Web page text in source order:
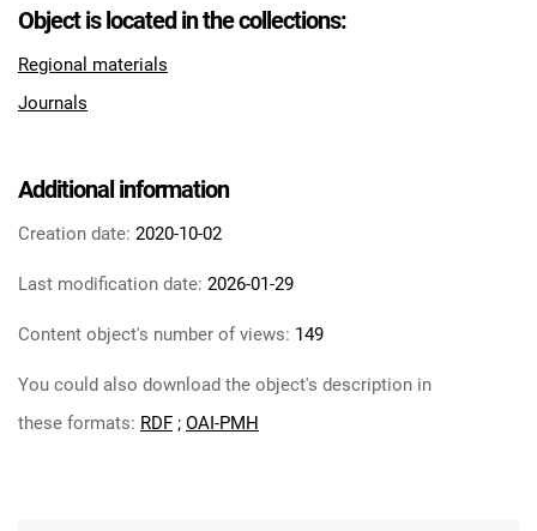
Feliksa Dzierżyńskiego. 1969, nr 14
Robotniczego Zakładów Azotowych im.
Feliksa Dzierżyńskiego. 1969, nr 16
Tarnowskie Azoty : Organ Samorządu
Feliksa Dzierżyńskiego. 1969, nr 17
Tarnowskie Azoty : Organ Samorządu
Feliksa Dzierżyńskiego. 1969, nr 18
Tarnowskie Azoty : Organ Samorządu
Object is located in the collections:
Regional materials
Journals
Additional information
Creation date: 2020-10-02
Last modification date: 2026-01-29
Content object's number of views: 149
You could also download the object's description in
these formats: RDF ; OAI-PMH